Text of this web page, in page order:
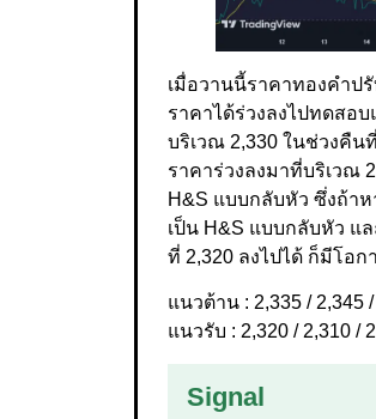
เมื่อวานนี้ราคาทองคำป
ราคาได้ร่วงลงไปทดสอ
บริเวณ 2,330 ในช่วงคื
ราคาร่วงลงมาที่บริเวณ
H&S แบบกลับหัว ซึ่งถ้า
เป็น H&S แบบกลับหัว แ
ที่ 2,320 ลงไปได้ ก็มีโอ
แนวต้าน : 2,335 / 2,345
แนวรับ : 2,320 / 2,310 /
Signal